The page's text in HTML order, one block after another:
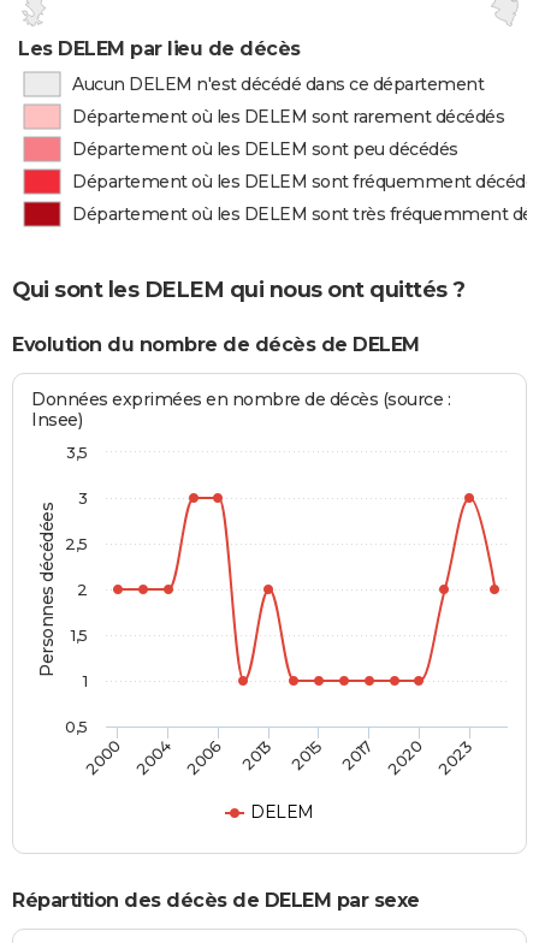
Les DELEM par lieu de décès
Aucun DELEM n'est décédé dans ce département
Département où les DELEM sont rarement décédés
Département où les DELEM sont peu décédés
Département où les DELEM sont fréquemment
Département où les DELEM sont très fréquemment
Qui sont les DELEM qui nous ont quittés ?
Evolution du nombre de décès de DELEM
Personnes décédées
Données exprimées en nombre de décès (source :
Insee)
DELEM
2000 2004 2006 2013 2015 2017 2020 2023
0,5
1
1,5
2
2,5
3
3,5
Répartition des décès de DELEM par sexe